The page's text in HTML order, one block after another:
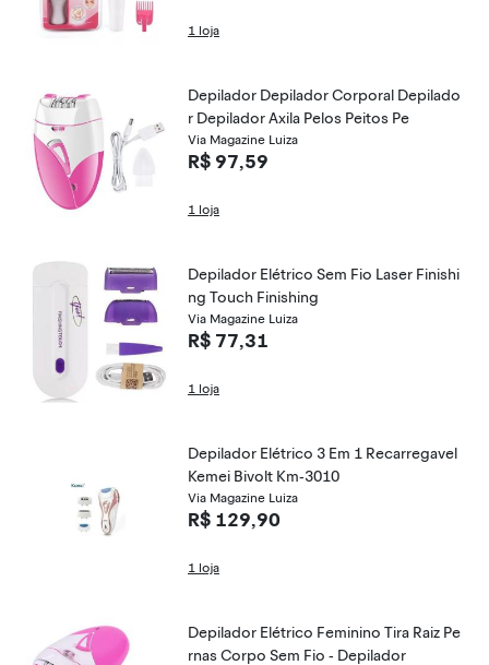
1 loja
Depilador Depilador Corporal Depilado
r Depilador Axila Pelos Peitos Pe
Via Magazine Luiza
R$ 97,59
1 loja
Depilador Elétrico Sem Fio Laser Finishi
ng Touch Finishing
Via Magazine Luiza
R$ 77,31
1 loja
Depilador Elétrico 3 Em 1 Recarregavel
Kemei Bivolt Km-3010
Via Magazine Luiza
R$ 129,90
1 loja
Depilador Elétrico Feminino Tira Raiz Pe
rnas Corpo Sem Fio - Depilador